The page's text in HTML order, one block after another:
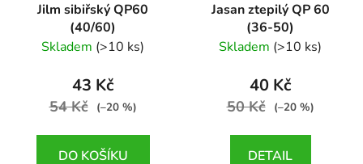
Jilm sibiřský QP60
(40/60)
Ulmus pumila
Skladem (>10 ks)
43 Kč
54 Kč (–20 %)
DO KOŠÍKU
Jasan ztepilý QP 60
(36-50)
Fraxinus excelsior
Skladem (>10 ks)
40 Kč
50 Kč (–20 %)
DETAIL